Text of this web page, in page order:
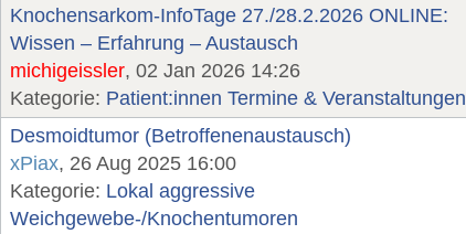
Knochensarkom-InfoTage 27./28.2.2026 ONLINE:
Wissen – Erfahrung – Austausch
michigeissler, 02 Jan 2026 14:26
Kategorie: Patient:innen Termine & Veranstaltungen
Desmoidtumor (Betroffenenaustausch)
xPiax, 26 Aug 2025 16:00
Kategorie: Lokal aggressive
Weichgewebe-/Knochentumoren